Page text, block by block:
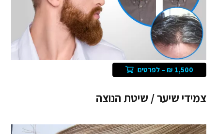
1,500 ₪ – לפרטים
צמידי שיער / שיטת הנוצה